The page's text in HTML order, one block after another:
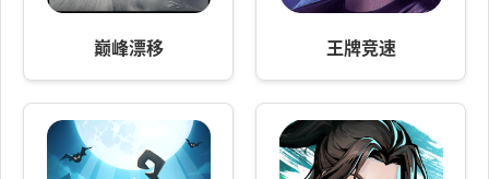
巅峰漂移 王牌竞速